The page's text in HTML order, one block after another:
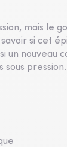
mais le
si cet
un nouveau
pression.